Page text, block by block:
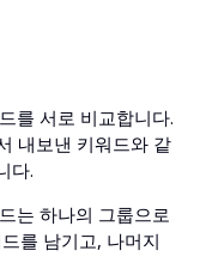
를 서로 비교합니다.
내보낸 키워드와 같
다.
는 하나의 그룹으로
를 남기고, 나머지